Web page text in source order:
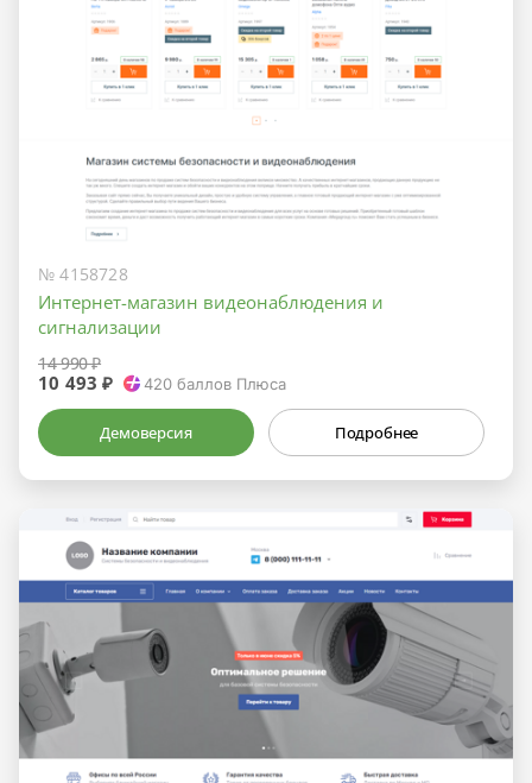
№ 4158728
Интернет-магазин видеонаблюдения и
сигнализации
14 990 ₽
10 493 ₽ 420баллов Плюса
Демоверсия Подробнее